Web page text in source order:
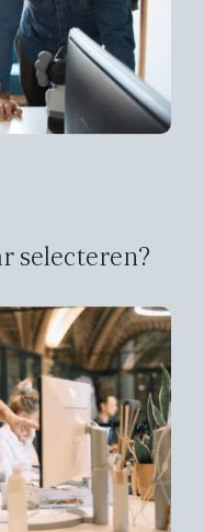
selecteren?